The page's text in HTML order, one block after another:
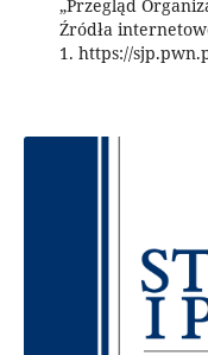
„Przegląd
Źródła
1. https://